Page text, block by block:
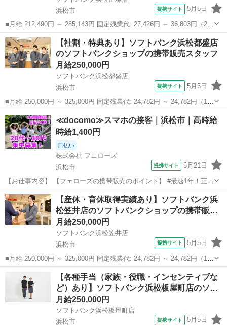
浜松市
提携サイト 5月5日
■月給 212,490円 ～ 285,143円 固定残業代: 27,426円 ～ 36,803円（20
時間相当） ＊時間外手当は時間外労働の有無にかかわらず、固定残業
代として支給し、相当時間を超える時間外労働分は法定どおり追...
静岡 浜松市 携帯ショップ
【社割・特典あり】ソフトバンク浜松都盛店
のソフトバンクショップの携帯販売スタッフ
月給250,000円
ソフトバンク浜松都盛店
浜松市
提携サイト 5月5日
■月給 250,000円 ～ 325,000円 固定残業代: 24,782円 ～ 24,782円（15
時間相当） ＊時間外手当は時間外労働の有無にかかわらず、固定残業
代として支給し、相当時間を超える時間外労働分は法定どおり追...
静岡 浜松市
≪docomo≫スマホの接客｜浜松市｜高時給
時給1,400円
日払い
株式会社 フェローズ
浜松市
提携サイト 5月21日
【お仕事内容】 【フェローズの携帯販売のポイント】 #最速1年！正社
員登用の実績多数 #年間50人以上！大企業への直接雇用 ☆－－－－★
－－－－☆－－－－★－－－－☆ ◎昇給・キャリアアップ実例 ・入社
1年目(25歳)：ス...
静岡 浜松市 携帯ショップ
【産休・育休取得実績あり】ソフトバンク浜
松笠井店のソフトバンクショップの携帯販…
月給250,000円
ソフトバンク浜松笠井店
浜松市
提携サイト 5月5日
■月給 250,000円 ～ 325,000円 固定残業代: 24,782円 ～ 24,782円（15
時間相当） ＊時間外手当は時間外労働の有無にかかわらず、固定残業
代として支給し、相当時間を超える時間外労働分は法定どおり追...
携帯ショップ
【各種手当（家族・役職・インセンティブな
ど）あり】ソフトバンク浜松板屋町店のソ…
月給250,000円
ソフトバンク浜松板屋町店
浜松市
提携サイト 5月5日